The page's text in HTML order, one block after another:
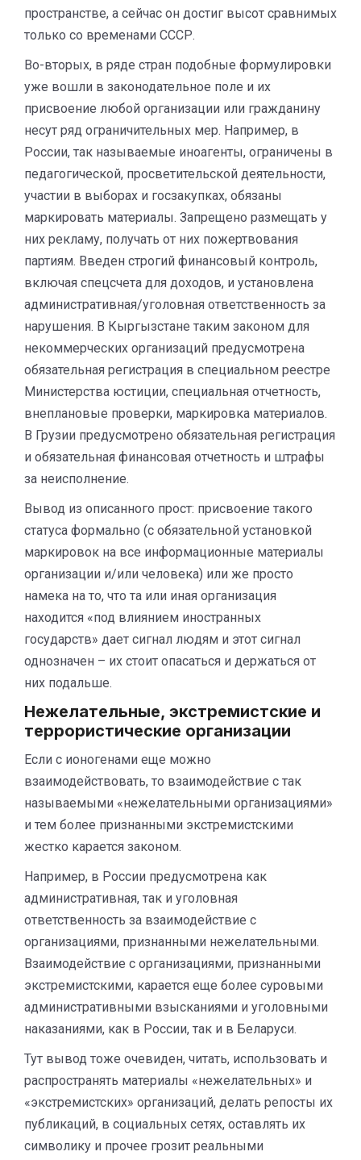
пространстве, а сейчас он достиг высот сравнимых
только со временами СССР.
Во-вторых, в ряде стран подобные формулировки
уже вошли в законодательное поле и их
присвоение любой организации или гражданину
несут ряд ограничительных мер. Например, в
России, так называемые иноагенты, ограничены в
педагогической, просветительской деятельности,
участии в выборах и госзакупках, обязаны
маркировать материалы. Запрещено размещать у
них рекламу, получать от них пожертвования
партиям. Введен строгий финансовый контроль,
включая спецсчета для доходов, и установлена
административная/уголовная ответственность за
нарушения. В Кыргызстане таким законом для
некоммерческих организаций предусмотрена
обязательная регистрация в специальном реестре
Министерства юстиции, специальная отчетность,
внеплановые проверки, маркировка материалов.
В Грузии предусмотрено обязательная регистрация
и обязательная финансовая отчетность и штрафы
за неисполнение.
Вывод из описанного прост: присвоение такого
статуса формально (с обязательной установкой
маркировок на все информационные материалы
организации и/или человека) или же просто
намека на то, что та или иная организация
находится «под влиянием иностранных
государств» дает сигнал людям и этот сигнал
однозначен – их стоит опасаться и держаться от
них подальше.
Нежелательные, экстремистские и
террористические организации
Если с ионогенами еще можно
взаимодействовать, то взаимодействие с так
называемыми «нежелательными организациями»
и тем более признанными экстремистскими
жестко карается законом.
Например, в России предусмотрена как
административная, так и уголовная
ответственность за взаимодействие с
организациями, признанными нежелательными.
Взаимодействие с организациями, признанными
экстремистскими, карается еще более суровыми
административными взысканиями и уголовными
наказаниями, как в России, так и в Беларуси.
Тут вывод тоже очевиден, читать, использовать и
распространять материалы «нежелательных» и
«экстремистских» организаций, делать репосты их
публикаций, в социальных сетях, оставлять их
символику и прочее грозит реальными